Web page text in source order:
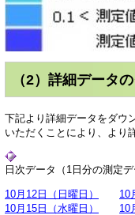
（2）詳細データ
下記より詳細データをダウ
いただくことにより、より
日次データ（1日分の測定
10月12日（日曜日） 10
10月15日（水曜日）
10